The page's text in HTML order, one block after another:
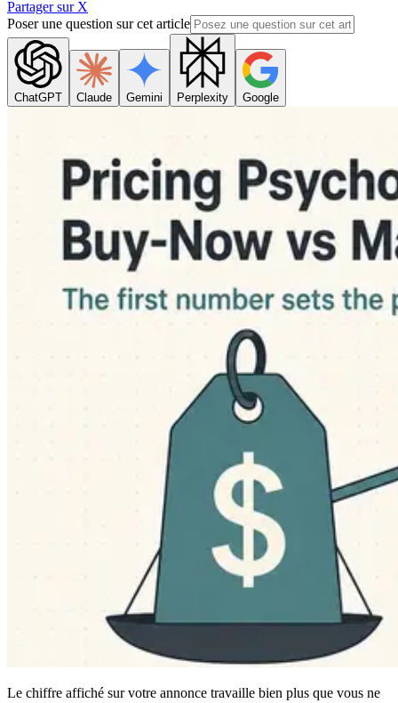
Partager sur X
Poser une question sur cet article
ChatGPT Claude Gemini Perplexity Google
Le chiffre affiché sur votre annonce travaille bien plus que vous ne